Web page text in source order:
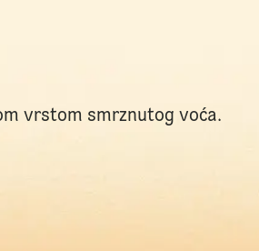
vrstom smrznutog voća.